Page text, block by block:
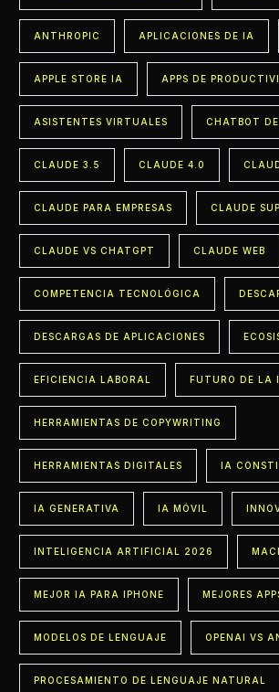
ANTHROPIC APLICACIONES DE IA
APPLE STORE IA APPS DE
ASISTENTES VIRTUALES CHATBOT
CLAUDE 3.5 CLAUDE 4.0
CLAUDE PARA EMPRESAS CLAUDE
CLAUDE VS CHATGPT CLAUDE WEB
COMPETENCIA TECNOLÓGICA
DESCARGAS DE APLICACIONES
EFICIENCIA LABORAL FUTURO DE LA
HERRAMIENTAS DE COPYWRITING
HERRAMIENTAS DIGITALES IA
IA GENERATIVA IA MÓVIL
INTELIGENCIA ARTIFICIAL 2026
MEJOR IA PARA IPHONE MEJORES
MODELOS DE LENGUAJE OPENAI VS
PROCESAMIENTO DE LENGUAJE NATURAL